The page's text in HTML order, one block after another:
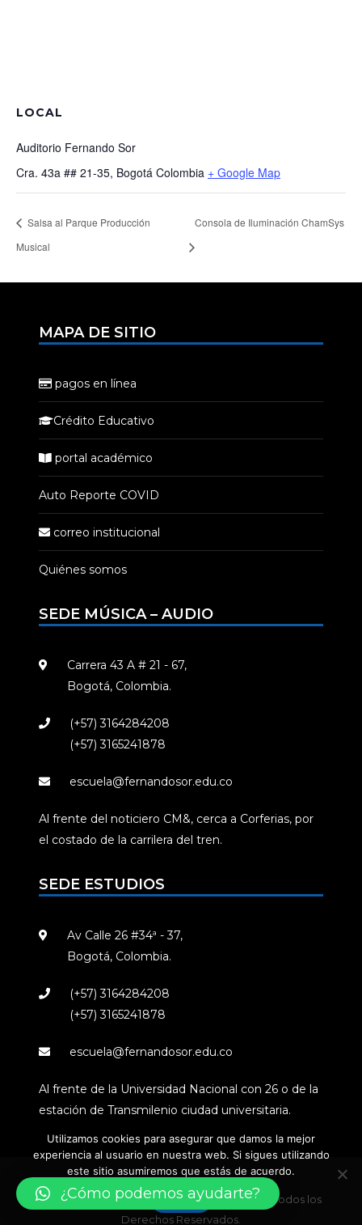
LOCAL
Auditorio Fernando Sor
Cra. 43a ## 21-35, Bogotá Colombia + Google Map
Salsa al Parque Producción
Musical
Consola de Iluminación ChamSys
MAPA DE SITIO
pagos en línea
Crédito Educativo
portal académico
Auto Reporte COVID
correo institucional
Quiénes somos
SEDE MÚSICA – AUDIO
Carrera 43 A # 21 - 67,
Bogotá, Colombia.
(+57) 3164284208
(+57) 3165241878
escuela@fernandosor.edu.co
Al frente del noticiero CM&, cerca a Corferias, por
el costado de la carrilera del tren.
SEDE ESTUDIOS
Av Calle 26 #34ª - 37,
Bogotá, Colombia.
(+57) 3164284208
(+57) 3165241878
escuela@fernandosor.edu.co
Al frente de la Universidad Nacional con 26 o de la
estación de Transmilenio ciudad universitaria.
© Escuela de Música y Audio Fernando Sor / Todos los
Derechos Reservados.
¿Cómo podemos ayudarte?
Utilizamos cookies para asegurar que damos la mejor
experiencia al usuario en nuestra web. Si sigues utilizando
este sitio asumiremos que estás de acuerdo.
Vale